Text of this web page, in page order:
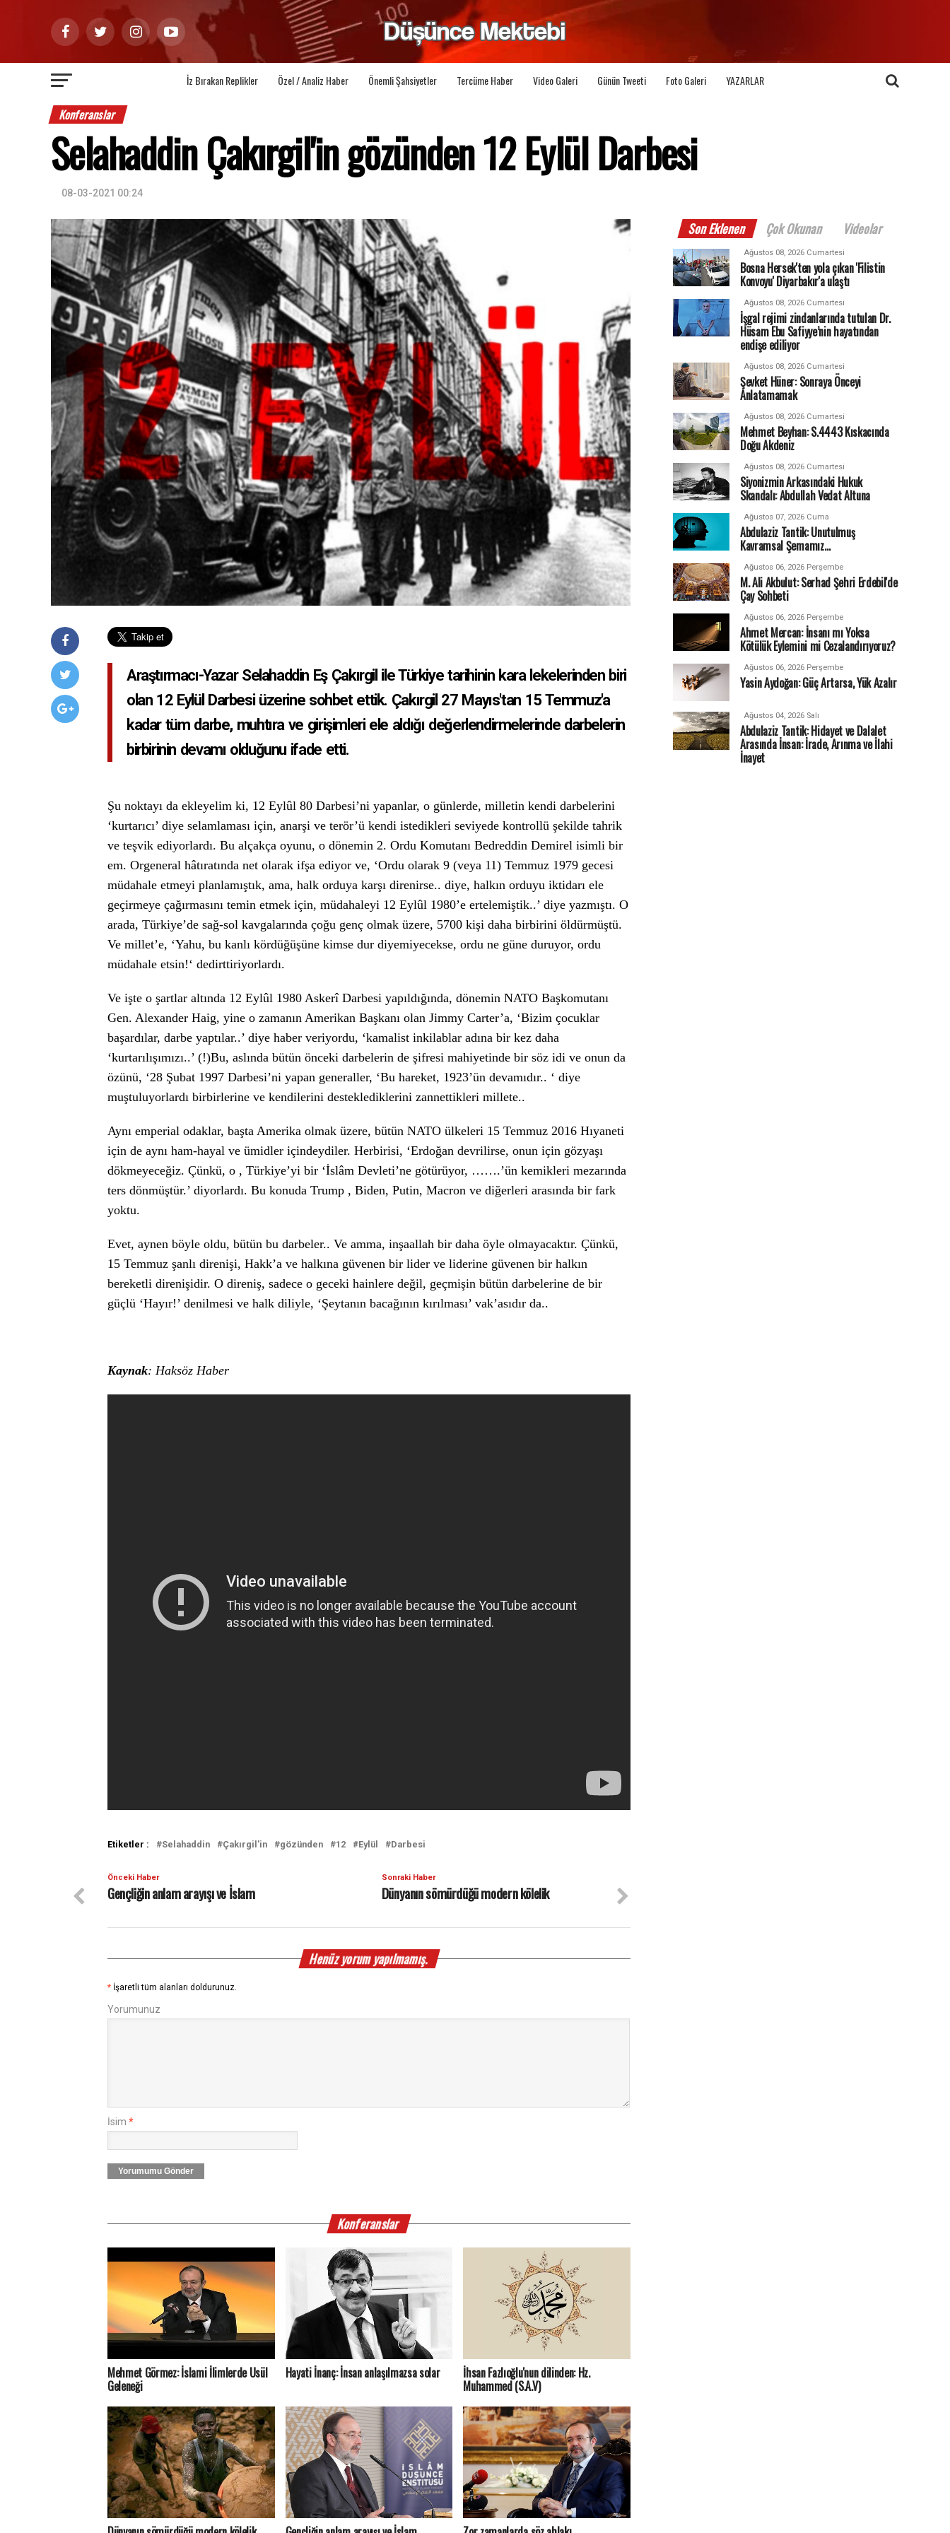
İz Bırakan Replikler Özel / Analiz Haber Önemli Şahsiyetler Tercüme Haber Video Galeri Günün Tweeti Foto Galeri YAZARLAR
Konferanslar
Selahaddin Çakırgil'in gözünden 12 Eylül Darbesi
08-03-2021 00:24
Araştırmacı-Yazar Selahaddin Eş Çakırgil ile Türkiye tarihinin kara lekelerinden biri
olan 12 Eylül Darbesi üzerine sohbet ettik. Çakırgil 27 Mayıs'tan 15 Temmuz'a
kadar tüm darbe, muhtıra ve girişimleri ele aldığı değerlendirmelerinde darbelerin
birbirinin devamı olduğunu ifade etti.
Şu noktayı da ekleyelim ki, 12 Eylûl 80 Darbesi’ni yapanlar, o günlerde, milletin kendi darbelerini
‘kurtarıcı’ diye selamlaması için, anarşi ve terör’ü kendi istedikleri seviyede kontrollü şekilde tahrik
ve teşvik ediyorlardı. Bu alçakça oyunu, o dönemin 2. Ordu Komutanı Bedreddin Demirel isimli bir
em. Orgeneral hâtıratında net olarak ifşa ediyor ve, ‘Ordu olarak 9 (veya 11) Temmuz 1979 gecesi
müdahale etmeyi planlamıştık, ama, halk orduya karşı direnirse.. diye, halkın orduyu iktidarı ele
geçirmeye çağırmasını temin etmek için, müdahaleyi 12 Eylûl 1980’e ertelemiştik..’ diye yazmıştı. O
arada, Türkiye’de sağ-sol kavgalarında çoğu genç olmak üzere, 5700 kişi daha birbirini öldürmüştü.
Ve millet’e, ‘Yahu, bu kanlı kördüğüşüne kimse dur diyemiyecekse, ordu ne güne duruyor, ordu
müdahale etsin!‘ dedirttiriyorlardı.
Ve işte o şartlar altında 12 Eylûl 1980 Askerî Darbesi yapıldığında, dönemin NATO Başkomutanı
Gen. Alexander Haig, yine o zamanın Amerikan Başkanı olan Jimmy Carter’a, ‘Bizim çocuklar
başardılar, darbe yaptılar..’ diye haber veriyordu, ‘kamalist inkilablar adına bir kez daha
‘kurtarılışımızı..’ (!)Bu, aslında bütün önceki darbelerin de şifresi mahiyetinde bir söz idi ve onun da
özünü, ‘28 Şubat 1997 Darbesi’ni yapan generaller, ‘Bu hareket, 1923’ün devamıdır.. ‘ diye
muştuluyorlardı birbirlerine ve kendilerini desteklediklerini zannettikleri millete..
Aynı emperial odaklar, başta Amerika olmak üzere, bütün NATO ülkeleri 15 Temmuz 2016 Hıyaneti
için de aynı ham-hayal ve ümidler içindeydiler. Herbirisi, ‘Erdoğan devrilirse, onun için gözyaşı
dökmeyeceğiz. Çünkü, o , Türkiye’yi bir ‘İslâm Devleti’ne götürüyor, …….’ün kemikleri mezarında
ters dönmüştür.’ diyorlardı. Bu konuda Trump , Biden, Putin, Macron ve diğerleri arasında bir fark
yoktu.
Evet, aynen böyle oldu, bütün bu darbeler.. Ve amma, inşaallah bir daha öyle olmayacaktır. Çünkü,
15 Temmuz şanlı direnişi, Hakk’a ve halkına güvenen bir lider ve liderine güvenen bir halkın
bereketli direnişidir. O direniş, sadece o geceki hainlere değil, geçmişin bütün darbelerine de bir
güçlü ‘Hayır!’ denilmesi ve halk diliyle, ‘Şeytanın bacağının kırılması’ vak’asıdır da..
Kaynak: Haksöz Haber
Etiketler : Selahaddin Çakırgil'in gözünden 12 Eylül Darbesi
Önceki Haber
Gençliğin anlam arayışı ve İslam
Sonraki Haber
Dünyanın sömürdüğü modern kölelik
Henüz yorum yapılmamış.
* İşaretli tüm alanları doldurunuz.
Yorumunuz
İsim *
Yorumumu Gönder
Konferanslar
Mehmet Görmez: İslami İlimlerde Usül
Geleneği
Hayati İnanç: İnsan anlaşılmazsa solar İhsan Fazlıoğlu'nun dilinden: Hz.
Muhammed (S.A.V)
Son Eklenen Çok Okunan Videolar
Ağustos 08, 2026 Cumartesi
Bosna Hersek'ten yola çıkan 'Filistin
Konvoyu' Diyarbakır'a ulaştı
Ağustos 08, 2026 Cumartesi
İşgal rejimi zindanlarında tutulan Dr.
Hüsam Ebu Safiyye’nin hayatından
endişe ediliyor
Ağustos 08, 2026 Cumartesi
Şevket Hüner: Sonraya Önceyi
Anlatamamak
Ağustos 08, 2026 Cumartesi
Mehmet Beyhan: S.4443 Kıskacında
Doğu Akdeniz
Ağustos 08, 2026 Cumartesi
Siyonizmin Arkasındaki Hukuk
Skandalı: Abdullah Vedat Altuna
Ağustos 07, 2026 Cuma
Abdulaziz Tantik: Unutulmuş
Kavramsal Şemamız…
Ağustos 06, 2026 Perşembe
M. Ali Akbulut: Serhad Şehri Erdebil'de
Çay Sohbeti
Ağustos 06, 2026 Perşembe
Ahmet Mercan: İnsanı mı Yoksa
Kötülük Eylemini mi Cezalandırıyoruz?
Ağustos 06, 2026 Perşembe
Yasin Aydoğan: Güç Artarsa, Yük Azalır
Ağustos 04, 2026 Salı
Abdulaziz Tantik: Hidayet ve Dalalet
Arasında İnsan: İrade, Arınma ve İlahi
İnayet